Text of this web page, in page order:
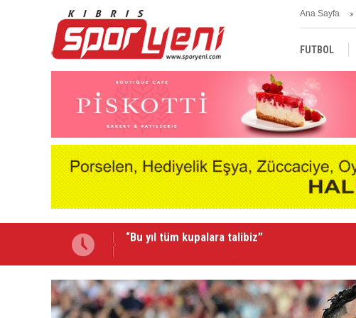
Ana Sayfa
FUTBOL
TÜRKİYE
Emmanuel Ernest Mağusa Türk Gücü'nde